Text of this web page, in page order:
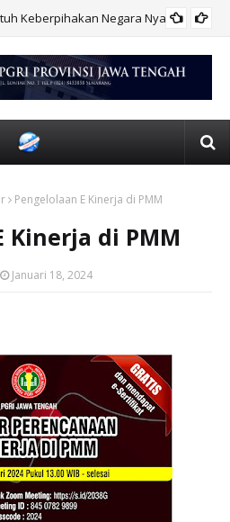
Keberpihakan Negara Nyata
Pengelolaan E Kinerja di PMM
Kinerja di PMM
Januari 18, 2024